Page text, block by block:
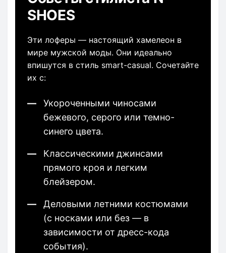
SHOES
Эти лоферы — настоящий хамелеон в
мире мужской моды. Они идеально
впишутся в стиль smart-casual. Сочетайте
их с:
Укороченными чиносами
бежевого, серого или темно-
синего цвета.
Классическими джинсами
прямого кроя и легким
блейзером.
Деловыми летними костюмами
(с носками или без — в
зависимости от дресс-кода
события).